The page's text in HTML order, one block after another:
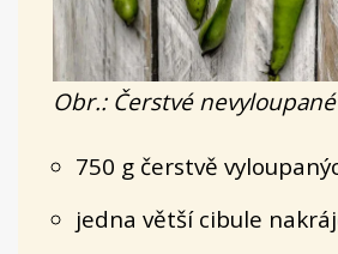
Obr.: Čerstvé
750 g čerstvě
jedna větší cibule